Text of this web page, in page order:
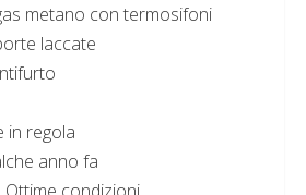
metano con termosifoni
laccate
in regola
anno fa